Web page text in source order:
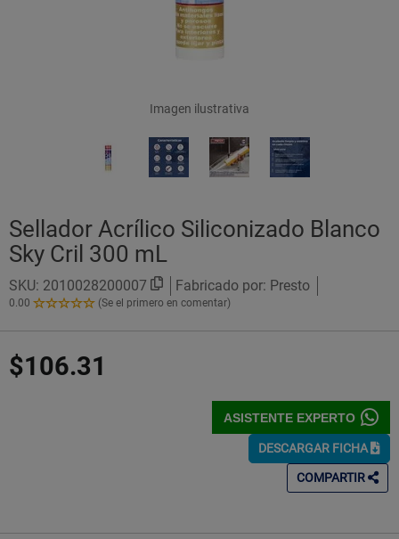
Imagen ilustrativa
Sellador Acrílico Siliconizado Blanco
Sky Cril 300 mL
SKU: 2010028200007 Fabricado por: Presto
0.00
0.00
Estrellas!
(Se el primero en comentar)
$106.31
ASISTENTE EXPERTO
DESCARGAR FICHA
COMPARTIR